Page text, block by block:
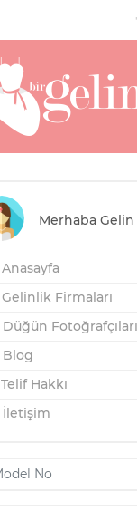
Merhaba Gelin
Anasayfa
Gelinlik Firmaları
Düğün Fotoğrafçıları
Blog
Telif Hakkı
İletişim